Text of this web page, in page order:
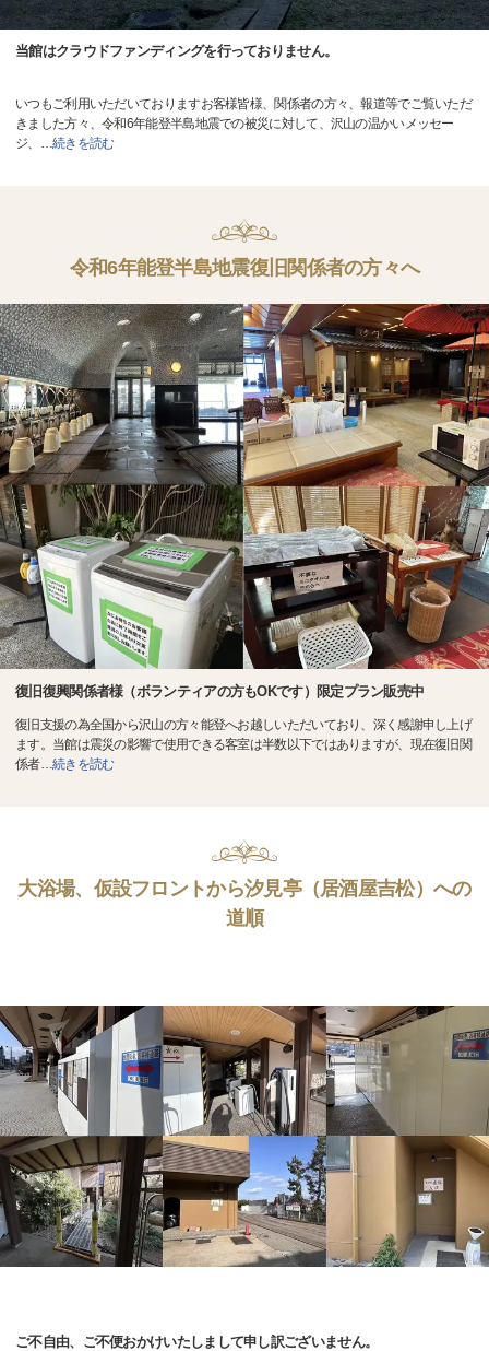
当館はクラウドファンディングを行っておりません。
いつもご利用いただいておりますお客様皆様、関係者の方々、報道等でご覧いただ
きました方々、令和6年能登半島地震での被災に対して、沢山の温かいメッセー
ジ、 …続きを読む
令和6年能登半島地震復旧関係者の方々へ
復旧復興関係者様（ボランティアの方もOKです）限定プラン販売中
復旧支援の為全国から沢山の方々能登へお越しいただいており、深く感謝申し上げ
ます。当館は震災の影響で使用できる客室は半数以下ではありますが、現在復旧関
係者…続きを読む
大浴場、仮設フロントから汐見亭（居酒屋吉松）への
道順
ご不自由、ご不便おかけいたしまして申し訳ございません。